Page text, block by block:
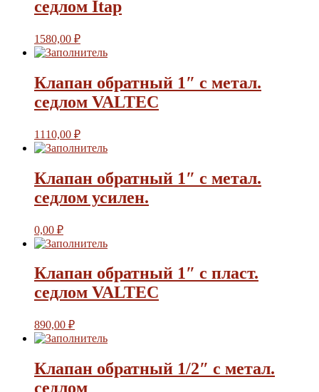
седлом Itap
1580,00 ₽
Клапан обратный 1″ с метал.
седлом VALTEC
1110,00 ₽
Клапан обратный 1″ с метал.
седлом усилен.
0,00 ₽
Клапан обратный 1″ с пласт.
седлом VALTEC
890,00 ₽
Клапан обратный 1/2″ с метал.
седлом